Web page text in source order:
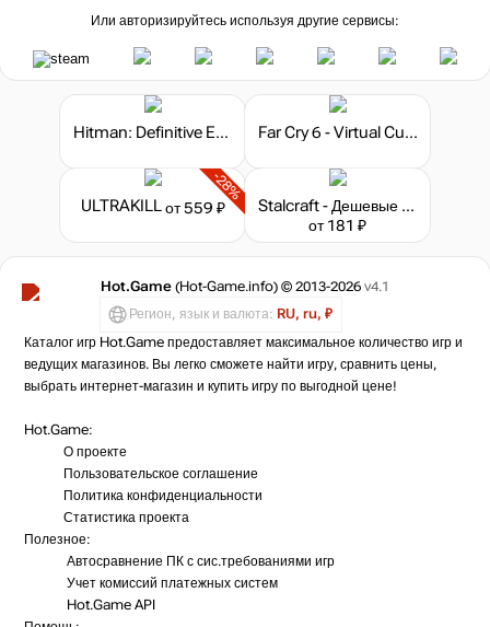
Или авторизируйтесь используя другие сервисы:
Hitman: Definitive Edition Far Cry 6 - Virtual Currency
-28%
ULTRAKILLот 559 ₽
Stalcraft - Дешевые запчасти (10)
от 181 ₽
Hot.Game (Hot-Game.info) © 2013-2026 v4.1
Регион, язык и валюта: RU, ru, ₽
Каталог игр Hot.Game предоставляет максимальное количество игр и
ведущих магазинов. Вы легко сможете найти игру, сравнить цены,
выбрать интернет-магазин и купить игру по выгодной цене!
Hot.Game:
О проекте
Пользовательское соглашение
Политика конфиденциальности
Статистика проекта
Полезное:
Автосравнение ПК с сис.требованиями игр
Учет комиссий платежных систем
Hot.Game API